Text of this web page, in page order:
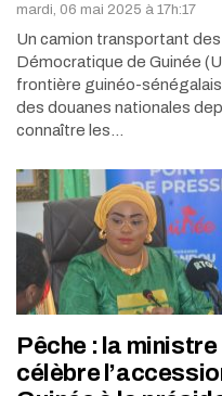
mardi, 06 mai 2025 à 17h:17
Un camion transportant
Démocratique de Guinée
frontière guinéo-
des douanes nationales
connaître les…
Pêche : la
célèbre